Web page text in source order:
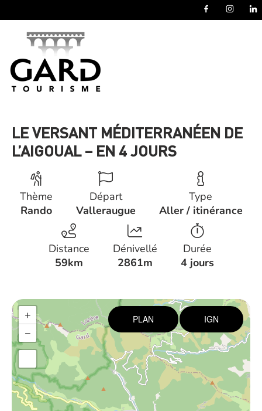
LE VERSANT MÉDITERRANÉEN DE
L’AIGOUAL – EN 4 JOURS
Thème
Rando
Départ
Valleraugue
Type
Aller / itinérance
Distance
59km
Dénivellé
2861m
Durée
4 jours
+
−
PLAN IGN